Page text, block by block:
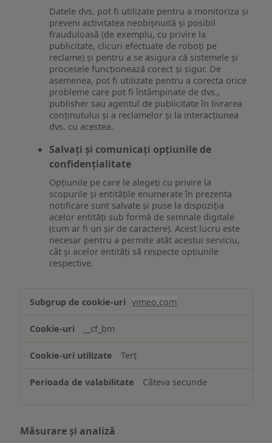
Datele dvs. pot fi utilizate pentru a monitoriza și
preveni activitatea neobișnuită și posibil
frauduloasă (de exemplu, cu privire la
publicitate, clicuri efectuate de roboți pe
reclame) și pentru a se asigura că sistemele și
procesele funcționează corect și sigur. De
asemenea, pot fi utilizate pentru a corecta orice
probleme care pot fi întâmpinate de dvs.,
publisher sau agentul de publicitate în livrarea
conținutului și a reclamelor și la interacțiunea
dvs. cu acestea.
Salvați și comunicați opțiunile de
confidențialitate
Opțiunile pe care le alegeți cu privire la
scopurile și entitățile enumerate în prezenta
notificare sunt salvate și puse la dispoziția
acelor entități sub formă de semnale digitale
(cum ar fi un șir de caractere). Acest lucru este
necesar pentru a permite atât acestui serviciu,
cât și acelor entități să respecte opțiunile
respective.
Asigurarea
funcționalităților
website-
ului
vimeo.com
__cf_bm
Terț
Câteva secunde
Măsurare și analiză